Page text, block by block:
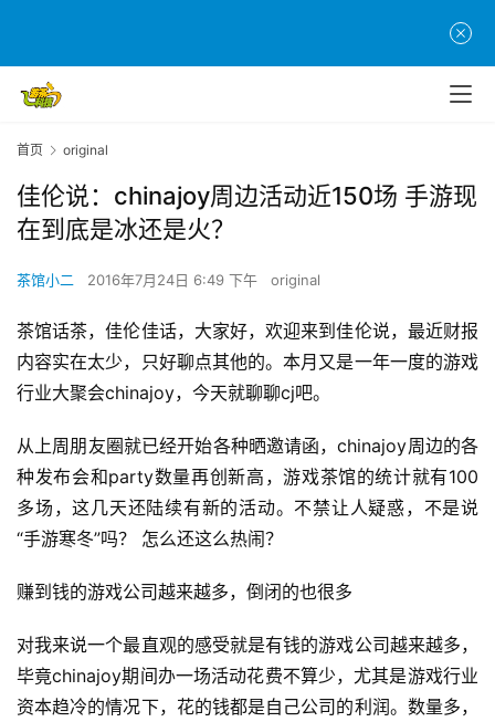
首页 original
佳伦说：chinajoy周边活动近150场 手游现
在到底是冰还是火？
茶馆小二 2016年7月24日 6:49 下午 original
茶馆话茶，佳伦佳话，大家好，欢迎来到佳伦说，最近财报
内容实在太少，只好聊点其他的。本月又是一年一度的游戏
行业大聚会chinajoy，今天就聊聊cj吧。
从上周朋友圈就已经开始各种晒邀请函，chinajoy周边的各
种发布会和party数量再创新高，游戏茶馆的统计就有100
多场，这几天还陆续有新的活动。不禁让人疑惑，不是说
“手游寒冬”吗？ 怎么还这么热闹？
赚到钱的游戏公司越来越多，倒闭的也很多
对我来说一个最直观的感受就是有钱的游戏公司越来越多，
毕竟chinajoy期间办一场活动花费不算少，尤其是游戏行业
资本趋冷的情况下，花的钱都是自己公司的利润。数量多，